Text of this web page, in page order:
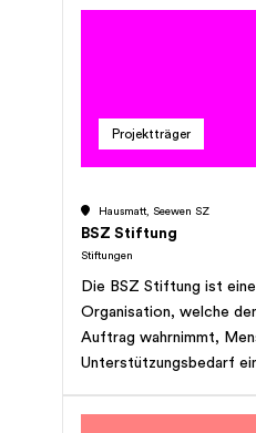
Teilhabe von Menschen
Tagesstrukturplätze und
Ausbildung in
führen wir eine Ergo-
zwei Kindertagesstätten
Kinder mit und ohne
Projektträger
Hausmatt, Seewen SZ
BSZ Stiftung
Stiftungen
Die BSZ Stiftung ist
Organisation, welche
Auftrag wahrnimmt,
Unterstützungsbedarf
sie agogisch zu